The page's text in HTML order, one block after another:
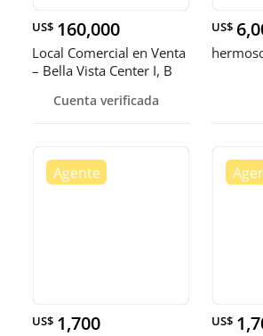
US$ 160,000
Local Comercial en Venta
– Bella Vista Center I, B
Cuenta verificada
US$
US$ 1,700 US$